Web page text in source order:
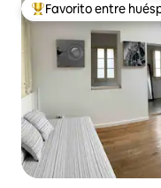
Favorito entre
Favorito entre